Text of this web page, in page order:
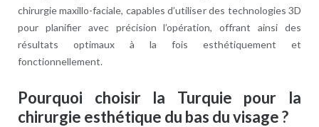
chirurgie maxillo-faciale, capables d’utiliser des technologies 3D
pour planifier avec précision l’opération, offrant ainsi des
résultats optimaux à la fois esthétiquement et
fonctionnellement.
Pourquoi choisir la Turquie pour la
chirurgie esthétique du bas du visage ?